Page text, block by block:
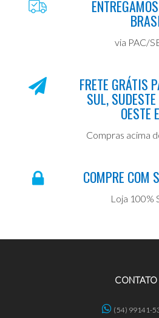
via PAC/
FRETE GRÁTIS
SUL,
OESTE
Compras acima
COMPRE COM
Loja 100%
CONTATO
(54) 99141-